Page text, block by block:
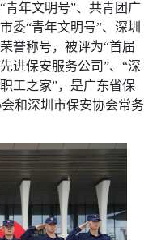
青年文明号”、共青团广
委“青年文明号”、深圳
誉称号， 被评为“首届
进保安服务公司”、“深
工之家”，是广东省保
和深圳市保安协会常务